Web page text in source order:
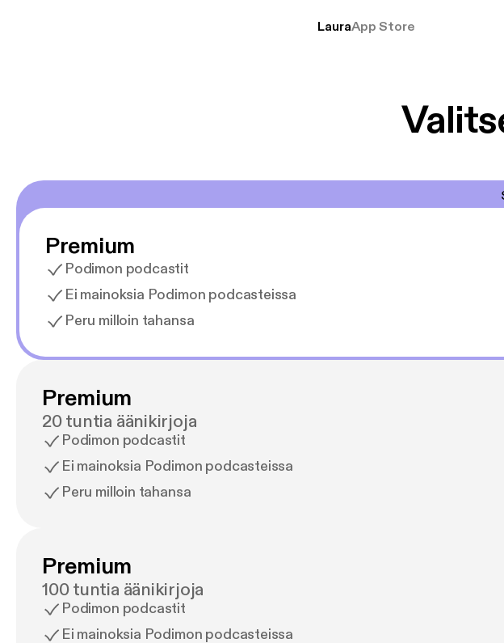
LauraApp Store
Premium
Podimon podcastit
Ei mainoksia Podimon podcasteissa
Peru milloin tahansa
Premium
20 tuntia äänikirjoja
Podimon podcastit
Ei mainoksia Podimon podcasteissa
Peru milloin tahansa
Premium
100 tuntia äänikirjoja
Podimon podcastit
Ei mainoksia Podimon podcasteissa